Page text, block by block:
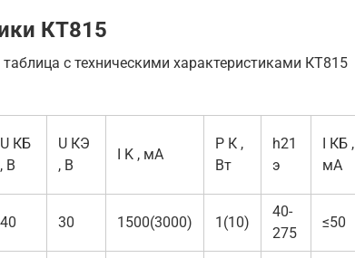
КТ815
с техническими характеристиками КТ815
U КБ
, В
U КЭ
, В
I K , мА
Р К ,
Вт
h21
э
I КБ ,
мА
40 30 1500(3000) 1(10)
40-
275
≤50